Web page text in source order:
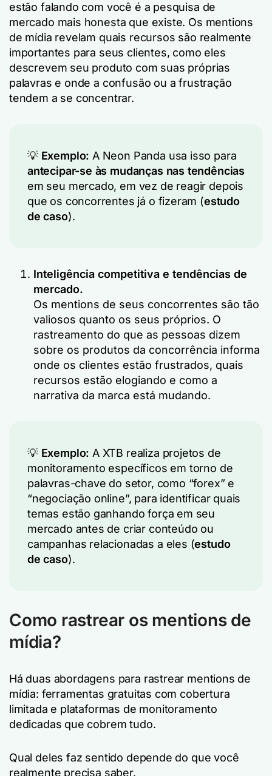
estão falando com você é a pesquisa de
mercado mais honesta que existe. Os mentions
de mídia revelam quais recursos são realmente
importantes para seus clientes, como eles
descrevem seu produto com suas próprias
palavras e onde a confusão ou a frustração
tendem a se concentrar.
💡 Exemplo:A Neon Panda usa isso para
antecipar-se às mudanças nas tendências
em seu mercado, em vez de reagir depois
que os concorrentes já o fizeram (estudo
de caso).
Inteligência competitiva e tendências de
mercado.
Os mentions de seus concorrentes são tão
valiosos quanto os seus próprios. O
rastreamento do que as pessoas dizem
sobre os produtos da concorrência informa
onde os clientes estão frustrados, quais
recursos estão elogiando e como a
narrativa da marca está mudando.
💡 Exemplo:A XTB realiza projetos de
monitoramento específicos em torno de
palavras-chave do setor, como “forex” e
“negociação online”, para identificar quais
temas estão ganhando força em seu
mercado antes de criar conteúdo ou
campanhas relacionadas a eles (estudo
de caso).
Como rastrear os mentions de
mídia?
Há duas abordagens para rastrear mentions de
mídia: ferramentas gratuitas com cobertura
limitada e plataformas de monitoramento
dedicadas que cobrem tudo.
Qual deles faz sentido depende do que você
realmente precisa saber.